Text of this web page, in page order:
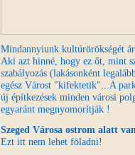
Mindannyiunk kultúrörökségét
Aki azt hinné, hogy ez őt, mint
szabályozás (lakásonként
egész Várost "kifektetik"...A
új építkezések minden városi
egyaránt megnyomorítják !
Szeged Városa ostrom alatt
Ezt itt nem lehet föladni!